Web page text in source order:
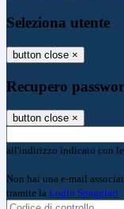
Seleziona utente
button close ×
Recupero
button close ×
all'indirizzo indicato con le
Non hai una e-mail
tramite la Login Spaggiari